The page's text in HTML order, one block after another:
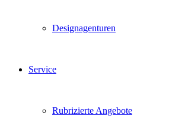
Designagenturen
Service
Rubrizierte Angebote